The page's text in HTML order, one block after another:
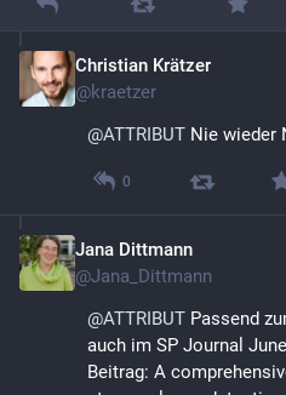
Christian Krätzer
@kraetzer
@ATTRIBUT Nie wieder
0
Jana Dittmann
@Jana_Dittmann
@ATTRIBUT Passend
auch im SP Journal
Beitrag: A